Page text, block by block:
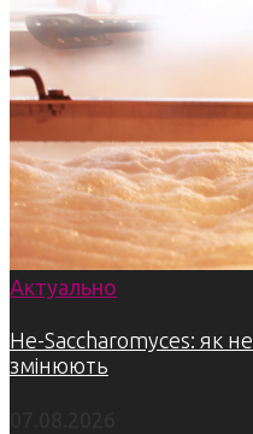
Актуально
Не-Saccharomyces: як
змінюють